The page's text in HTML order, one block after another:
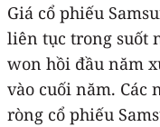
Giá cổ phiếu
liên tục trong suốt
won hồi đầu năm
vào cuối năm. Các
ròng cổ phiếu